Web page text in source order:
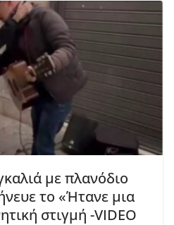
με πλανόδιο
το «Ήτανε μια
στιγμή -VIDEO